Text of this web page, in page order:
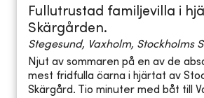
Fullutrustad familjevilla i
Skärgården.
Stegesund, Vaxholm, Stockholms
Njut av sommaren på en av de
mest fridfulla öarna i hjärtat av
Skärgård. Tio minuter med båt till